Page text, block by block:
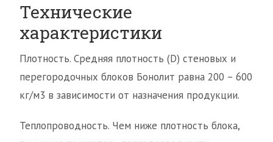
Технические
характеристики
Плотность. Средняя плотность (D) стеновых и
перегородочных блоков Бонолит равна 200 – 600
кг/м3 в зависимости от назначения продукции.
Теплопроводность. Чем ниже плотность блока,